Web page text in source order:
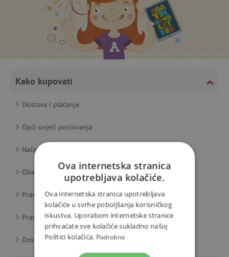
Kako kupovati
Dostava i plaćanje
Opći uvjeti poslovanja
Načela obrade osobnih podataka (Privacy Policy)
Obavijest o kolačićima
Pravila obrade korisničkih recenzija
Pravila razvrstavanja ponuda robe
Dostava po Europi
Ova internetska stranica
upotrebljava kolačiće.
Ova internetska stranica upotrebljava
kolačiće u svrhe poboljšanja korisničkog
iskustva. Uporabom internetske stranice
prihvaćate sve kolačiće sukladno našoj
Politici kolačića. Podrobno